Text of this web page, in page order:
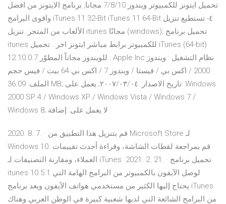
تحميل ايتونز للكمبيوتر ويندوز 7/8/10 مجانا, برنامج الايتونز من افضل
واقوى البرامج iTunes 11 32-Bit iTunes 11 64-Bit ٤- تستطيع تنزيل
الألعاب من المتجر. تنزيل itunes مجانًا (windows); تحميل برنامج
itunes للكمبيوتر برابط مباشر ايتونز اخر . تحميل iTunes (64-bit)
12.10.0.7 للويندوز مجاناً المطوّر : Apple Inc نظام التشغيل : ويندوز
2000 / اكس بي / فيستا / ويندوز 7 / اكس بي 64 بيت / فيس حجم
الملف: 36.09 MB; تاريخ الاصدار: ٠٤‏/٠٣‏/٢٠٠٧; يعمل على: Windows
2000 SP 4 / Windows XP / Windows Vista / Windows 7 /
2020. 8. 7. · قم بتنزيل هذا التطبيق من Microsoft Store لـ
Windows 10. قم بمراجعة لقطات الشاشة، وقراءة أحدث تقييمات
العملاء، ومقارنة التصنيفات لـ iTunes. 2021. 2. 21. · تحميل برنامج
itunes 10.5.1 لوصل الآيفون بالكمبيوتر من البرامج الهامة التي
يحتاج إليها الكثير من مستخدمي هواتف الآيفون ويعد برنامج iTunes
من البرامج الشائعة التي لديها شعبية كبيرة في الوطن العربي وهناك